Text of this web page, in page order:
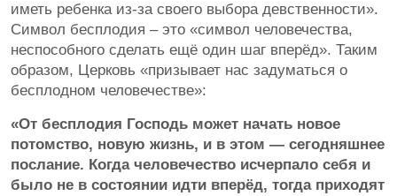
иметь ребенка из-за своего выбора девственности».
Символ бесплодия – это «символ человечества,
неспособного сделать ещё один шаг вперёд». Таким
образом, Церковь «призывает нас задуматься о
бесплодном человечестве»:
«От бесплодия Господь может начать новое
потомство, новую жизнь, и в этом — сегодняшнее
послание. Когда человечество исчерпало себя и
было не в состоянии идти вперёд, тогда приходят